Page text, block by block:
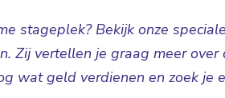
stageplek? Bekijk onze speciale
Zij vertellen je graag meer
wat geld verdienen en zoek je